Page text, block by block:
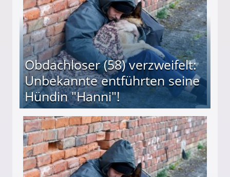
Obdachloser (58) verzweifelt:
Unbekannte entführten seine
Hündin "Hanni"!
entführten seine Hündin "Hanni"!